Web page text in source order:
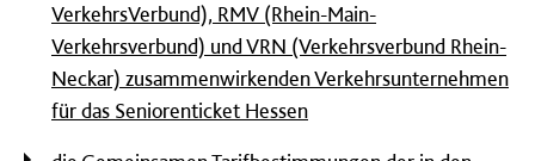
VerkehrsVerbund), RMV (Rhein-Main-
Verkehrsverbund) und VRN (Verkehrsverbund Rhein-
Neckar) zusammenwirkenden Verkehrsunternehmen
für das Seniorenticket Hessen